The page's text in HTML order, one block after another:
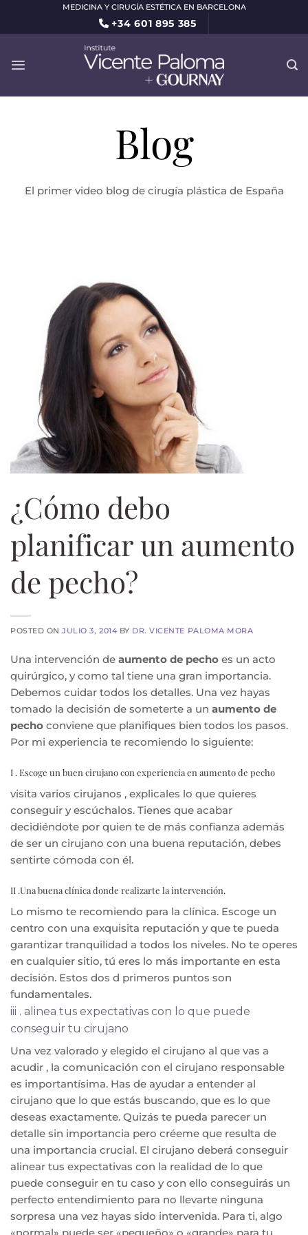
MEDICINA Y CIRUGÍA ESTÉTICA EN BARCELONA
+34 601 895 385
Blog
El primer video blog de cirugía plástica de España
¿Cómo debo
planificar un aumento
de pecho?
POSTED ONJULIO 3, 2014 BY DR. VICENTE PALOMA MORA
Una intervención de aumento de pecho es un acto
quirúrgico, y como tal tiene una gran importancia.
Debemos cuidar todos los detalles. Una vez hayas
tomado la decisión de someterte a un aumento de
pecho conviene que planifiques bien todos los pasos.
Por mi experiencia te recomiendo lo siguiente:
I . Escoge un buen cirujano con experiencia en aumento de pecho
visita varios cirujanos , explicales lo que quieres
conseguir y escúchalos. Tienes que acabar
decidiéndote por quien te de más confianza además
de ser un cirujano con una buena reputación, debes
sentirte cómoda con él.
II .Una buena clínica donde realizarte la intervención.
Lo mismo te recomiendo para la clínica. Escoge un
centro con una exquisita reputación y que te pueda
garantizar tranquilidad a todos los niveles. No te operes
en cualquier sitio, tú eres lo más importante en esta
decisión. Estos dos d primeros puntos son
fundamentales.
iii . alinea tus expectativas con lo que puede
conseguir tu cirujano
Una vez valorado y elegido el cirujano al que vas a
acudir , la comunicación con el cirujano responsable
es importantísima. Has de ayudar a entender al
cirujano que lo que estás buscando, que es lo que
deseas exactamente. Quizás te pueda parecer un
detalle sin importancia pero créeme que resulta de
una importancia crucial. El cirujano deberá conseguir
alinear tus expectativas con la realidad de lo que
puede conseguir en tu caso y con ello conseguirás un
perfecto entendimiento para no llevarte ninguna
sorpresa una vez hayas sido intervenida. Para ti, algo